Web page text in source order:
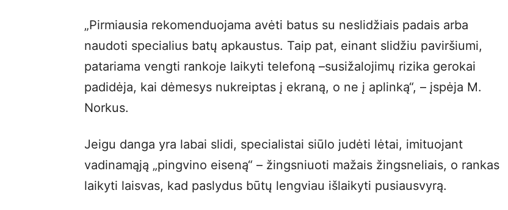
„Pirmiausia rekomenduojama avėti batus su neslidžiais padais arba
naudoti specialius batų apkaustus. Taip pat, einant slidžiu paviršiumi,
patariama vengti rankoje laikyti telefoną –susižalojimų rizika gerokai
padidėja, kai dėmesys nukreiptas į ekraną, o ne į aplinką“, – įspėja M.
Norkus.
Jeigu danga yra labai slidi, specialistai siūlo judėti lėtai, imituojant
vadinamąją „pingvino eiseną“ – žingsniuoti mažais žingsneliais, o rankas
laikyti laisvas, kad paslydus būtų lengviau išlaikyti pusiausvyrą.